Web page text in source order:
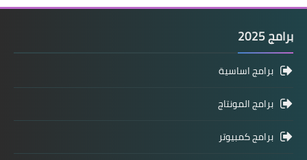
برامج 2025
برامج اساسية
برامج المونتاج
برامج كمبيوتر